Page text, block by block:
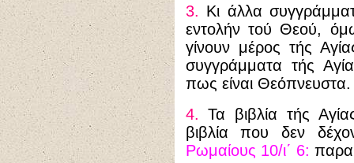
3. Κι άλλα
εντολήν τού Θεού,
γίνουν μέρος τής
συγγράμματα τής
πως είναι Θεόπνευστα.
4. Τα βιβλία τής
βιβλία που δεν
Ρωμαίους 10/ι΄ 6: